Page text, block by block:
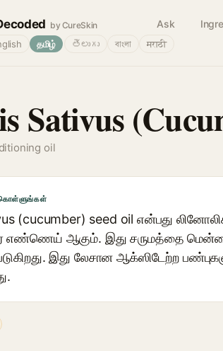
by CureSkin Ask
தமிழ் తెలుగు বাংলা मराठी
Sativus
oil
(cucumber) seed oil என்பது
எண்ணெய் ஆகும். இது சருமத்தை
இது லேசான ஆக்ஸிடேற்ற